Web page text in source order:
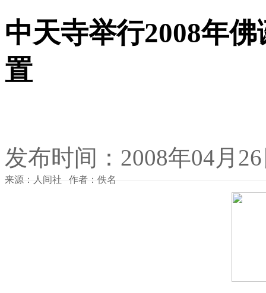
中天寺举行2008年
置
发布时间：2008年04月
来源：人间社 作者：佚名